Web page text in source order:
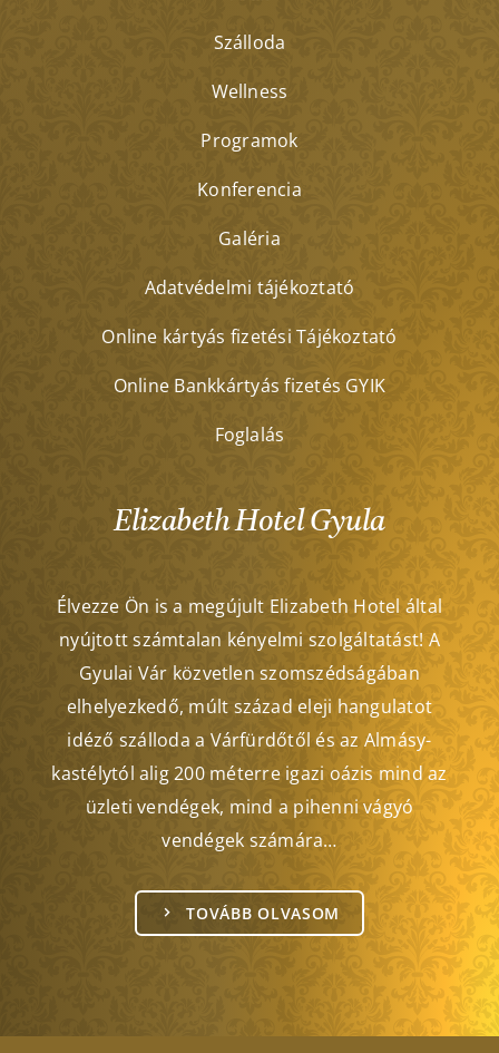
Szálloda
Wellness
Programok
Konferencia
Galéria
Adatvédelmi tájékoztató
Online kártyás fizetési Tájékoztató
Online Bankkártyás fizetés GYIK
Foglalás
Elizabeth Hotel Gyula
Élvezze Ön is a megújult Elizabeth Hotel által
nyújtott számtalan kényelmi szolgáltatást! A
Gyulai Vár közvetlen szomszédságában
elhelyezkedő, múlt század eleji hangulatot
idéző szálloda a Várfürdőtől és az Almásy-
kastélytól alig 200 méterre igazi oázis mind az
üzleti vendégek, mind a pihenni vágyó
vendégek számára…
TOVÁBB OLVASOM